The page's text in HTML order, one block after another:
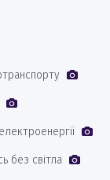
без світла